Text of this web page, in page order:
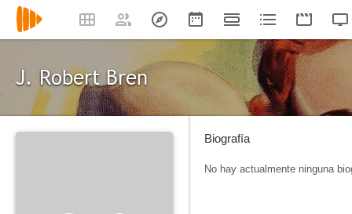
J. Robert Bren
Biografía
No hay actualmente ninguna